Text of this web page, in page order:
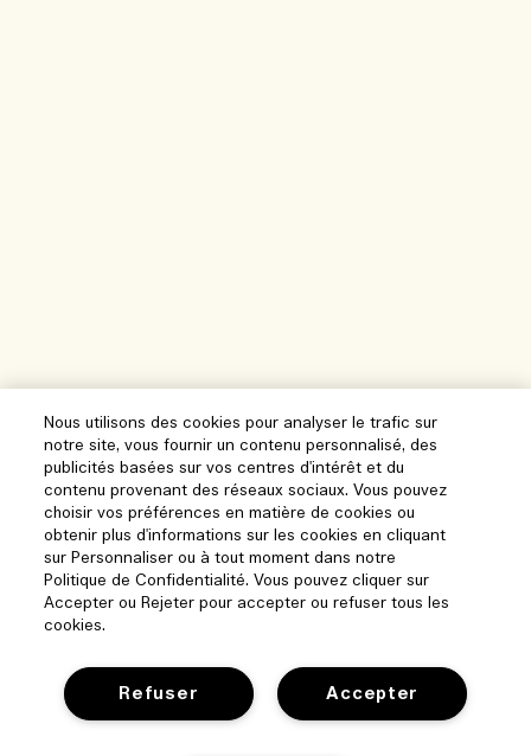
Aide
Gérer les cookies
Ma commande
Parcourir et explorer
Localisateur de magasin
Nos collaborateurs et notre lieu de travail
Notre entreprise
Nous utilisons des cookies pour analyser le trafic sur
notre site, vous fournir un contenu personnalisé, des
publicités basées sur vos centres d'intérêt et du
contenu provenant des réseaux sociaux. Vous pouvez
choisir vos préférences en matière de cookies ou
obtenir plus d'informations sur les cookies en cliquant
sur Personnaliser ou à tout moment dans notre
Politique de Confidentialité. Vous pouvez cliquer sur
Accepter ou Rejeter pour accepter ou refuser tous les
cookies.
Accepter
Refuser